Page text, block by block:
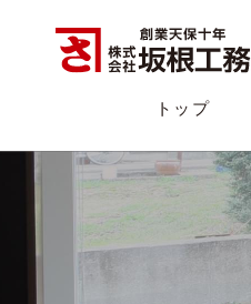
トップ